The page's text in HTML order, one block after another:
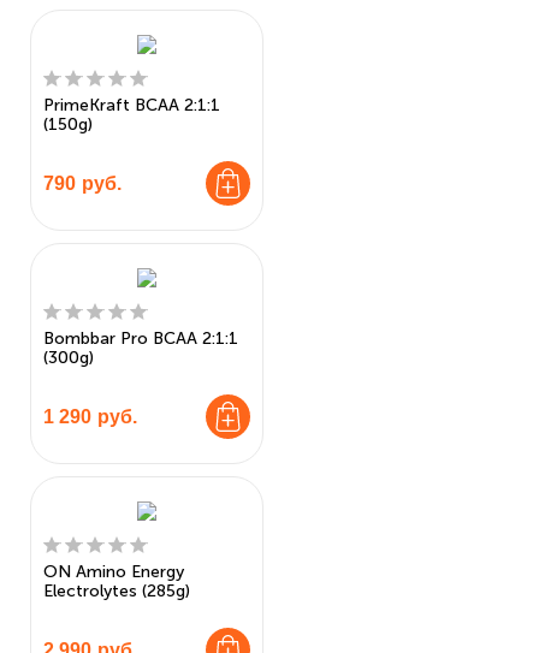
PrimeKraft BCAA 2:1:1
(150g)
790 руб.
Bombbar Pro BCAA 2:1:1
(300g)
1 290 руб.
ON Amino Energy
Electrolytes (285g)